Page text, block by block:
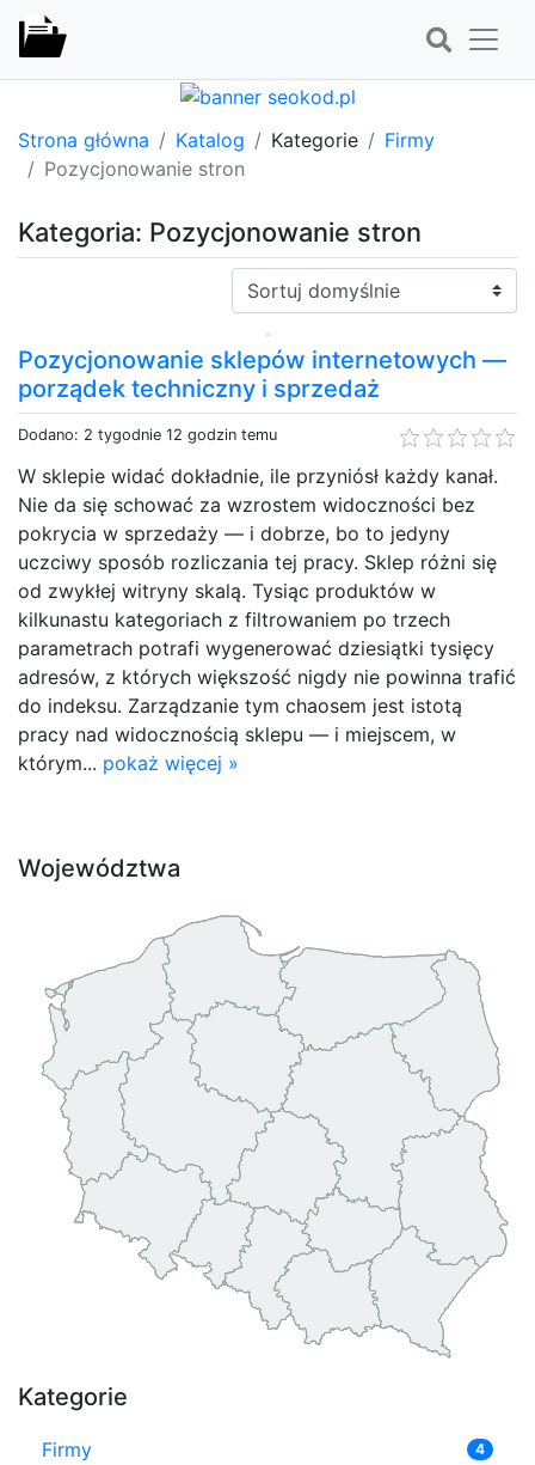
Strona główna Katalog Kategorie
Firmy
Pozycjonowanie stron
Kategoria: Pozycjonowanie stron
Sortuj:
Pozycjonowanie sklepów internetowych —
porządek techniczny i sprzedaż
Dodano: 2 tygodnie 12 godzin temu
W sklepie widać dokładnie, ile przyniósł każdy kanał.
Nie da się schować za wzrostem widoczności bez
pokrycia w sprzedaży — i dobrze, bo to jedyny
uczciwy sposób rozliczania tej pracy. Sklep różni się
od zwykłej witryny skalą. Tysiąc produktów w
kilkunastu kategoriach z filtrowaniem po trzech
parametrach potrafi wygenerować dziesiątki tysięcy
adresów, z których większość nigdy nie powinna trafić
do indeksu. Zarządzanie tym chaosem jest istotą
pracy nad widocznością sklepu — i miejscem, w
którym... pokaż więcej »
Województwa
Kategorie
Firmy 4